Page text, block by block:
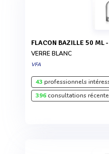
FLACON BAZILLE 50 ML
VERRE BLANC
VFA
43 professionnels
396consultations